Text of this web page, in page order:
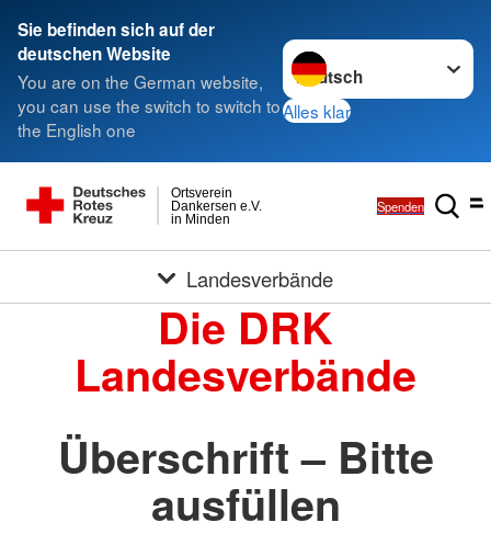
Sie befinden sich auf der
deutschen Website
You are on the German website,
you can use the switch to switch to
the English one
Sprache wechseln zu
Alles klar
in Minden
Dankersen e.V.
Ortsverein
Spenden
Landesverbände
Die DRK
Landesverbände
Überschrift – Bitte
ausfüllen